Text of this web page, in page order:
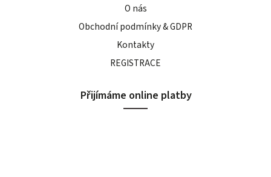
O nás
Obchodní podmínky & GDPR
Kontakty
REGISTRACE
Přijímáme online platby